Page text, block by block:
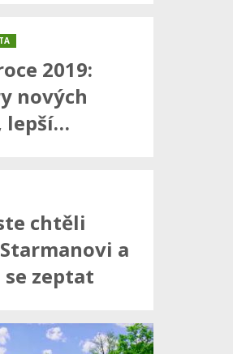
2019:
nových
lepší…
chtěli
a
zeptat